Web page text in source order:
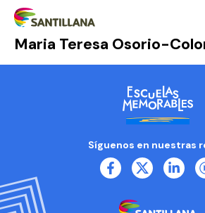
Maria Teresa Osorio-
Síguenos en nuestras